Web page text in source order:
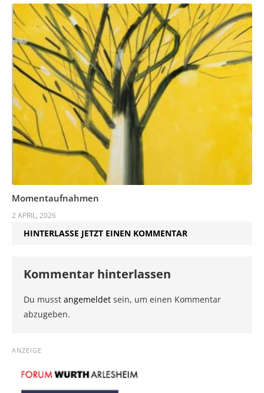
Momentaufnahmen
2 APRIL, 2026
HINTERLASSE JETZT EINEN KOMMENTAR
Kommentar hinterlassen
Du musst angemeldet sein, um einen Kommentar
abzugeben.
ANZEIGE